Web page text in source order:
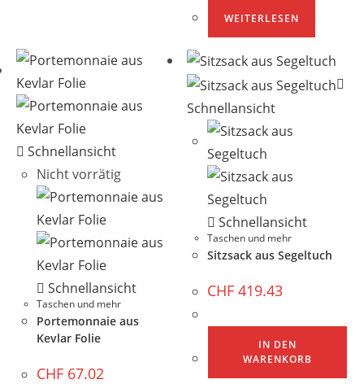
WEITERLESEN
Schnellansicht
Nicht vorrätig
Schnellansicht
Taschen und mehr
Portemonnaie aus
Kevlar Folie
CHF 67.02
Schnellansicht
Schnellansicht
Taschen und mehr
Sitzsack aus Segeltuch
CHF 419.43
IN DEN
WARENKORB